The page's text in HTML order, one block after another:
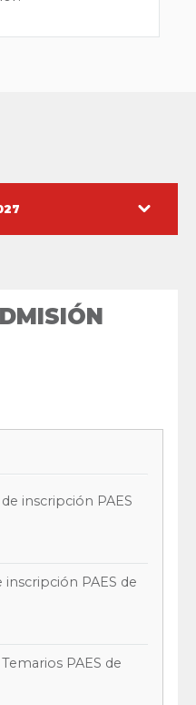
inscripción PAES
inscripción PAES de
PAES de